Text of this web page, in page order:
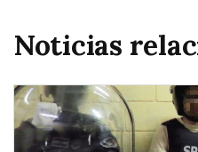
Noticias